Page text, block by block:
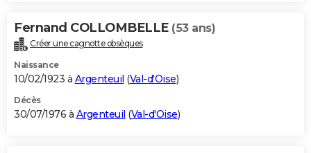
Fernand COLLOMBELLE (53 ans)
Créer une cagnotte obsèques
Naissance
10/02/1923 à Argenteuil (Val-d'Oise)
Décès
30/07/1976 à Argenteuil (Val-d'Oise)